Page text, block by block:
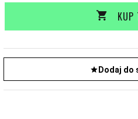
KUP
Dodaj do